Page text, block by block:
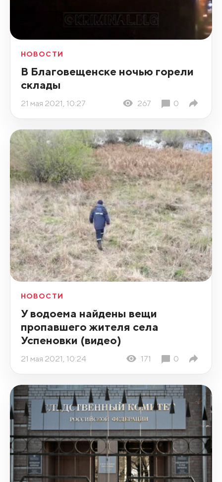
НОВОСТИ
В Благовещенске ночью горели
склады
21 мая 2021, 10:27 267 0
НОВОСТИ
У водоема найдены вещи
пропавшего жителя села
Успеновки (видео)
21 мая 2021, 10:24 171 0